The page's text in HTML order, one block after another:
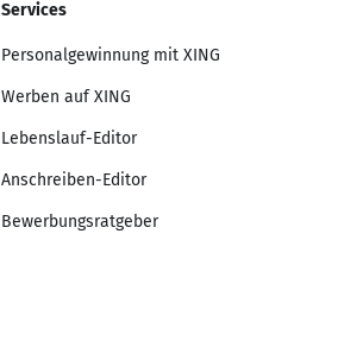
Services
Personalgewinnung mit XING
Werben auf XING
Lebenslauf-Editor
Anschreiben-Editor
Bewerbungsratgeber